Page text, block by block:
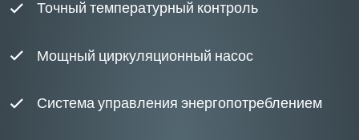
Точный температурный контроль
Мощный циркуляционный насос
Система управления энергопотреблением